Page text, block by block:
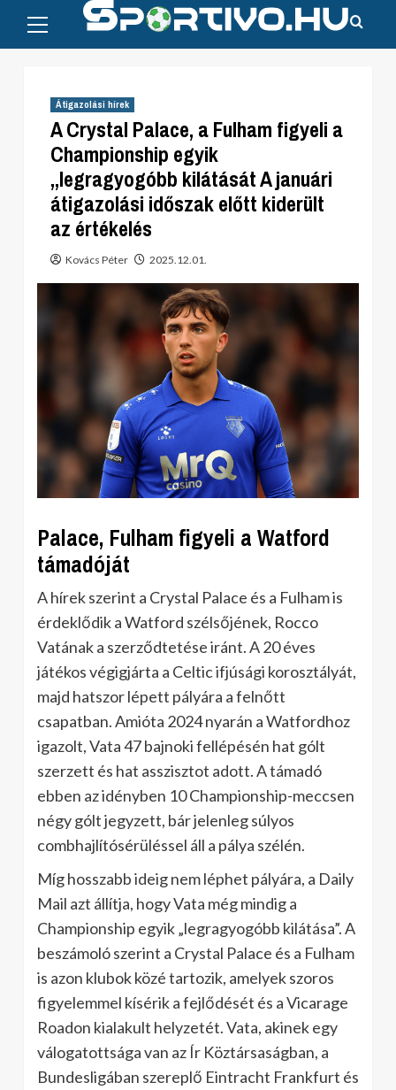
content
Menu
Átigazolási hírek
A Crystal Palace, a Fulham figyeli a
Championship egyik
„legragyogóbb kilátását A januári
átigazolási időszak előtt kiderült
az értékelés
Kovács Péter 2025.12.01.
Palace, Fulham figyeli a Watford
támadóját
A hírek szerint a Crystal Palace és a Fulham is
érdeklődik a Watford szélsőjének, Rocco
Vatának a szerződtetése iránt. A 20 éves
játékos végigjárta a Celtic ifjúsági korosztályát,
majd hatszor lépett pályára a felnőtt
csapatban. Amióta 2024 nyarán a Watfordhoz
igazolt, Vata 47 bajnoki fellépésén hat gólt
szerzett és hat asszisztot adott. A támadó
ebben az idényben 10 Championship-meccsen
négy gólt jegyzett, bár jelenleg súlyos
combhajlítósérüléssel áll a pálya szélén.
Míg hosszabb ideig nem léphet pályára, a Daily
Mail azt állítja, hogy Vata még mindig a
Championship egyik „legragyogóbb kilátása”. A
beszámoló szerint a Crystal Palace és a Fulham
is azon klubok közé tartozik, amelyek szoros
figyelemmel kísérik a fejlődését és a Vicarage
Roadon kialakult helyzetét. Vata, akinek egy
válogatottsága van az Ír Köztársaságban, a
Bundesligában szereplő Eintracht Frankfurt és